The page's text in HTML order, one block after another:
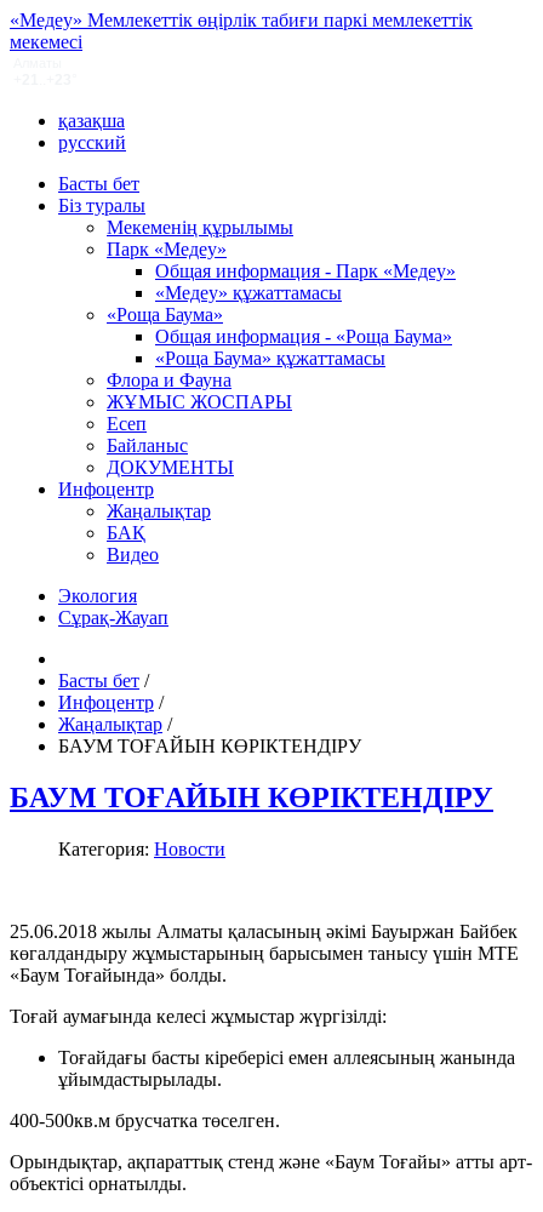
«Медеу» Мемлекеттік өңірлік табиғи паркі мемлекеттік
мекемесі
қазақша
русский
Басты бет
Біз туралы
Мекеменің құрылымы
Парк «Медеу»
Общая информация - Парк «Медеу»
«Медеу» құжаттамасы
«Роща Баума»
Общая информация - «Роща Баума»
«Роща Баума» құжаттамасы
Флора и Фауна
ЖҰМЫС ЖОСПАРЫ
Есеп
Байланыс
ДОКУМЕНТЫ
Инфоцентр
Жаңалықтар
БАҚ
Видео
Экология
Сұрақ-Жауап
Басты бет /
Инфоцентр /
Жаңалықтар /
БАУМ ТОҒАЙЫН КӨРІКТЕНДІРУ
БАУМ ТОҒАЙЫН КӨРІКТЕНДІРУ
Категория: Новости
25.06.2018 жылы Алматы қаласының әкімі Бауыржан Байбек
көгалдандыру жұмыстарының барысымен танысу үшін МТЕ
«Баум Тоғайында» болды.
Тоғай аумағында келесі жұмыстар жүргізілді:
Тоғайдағы басты кіреберісі емен аллеясының жанында
ұйымдастырылады.
400-500кв.м брусчатка төселген.
Орындықтар, ақпараттық стенд және «Баум Тоғайы» атты арт-
объектісі орнатылды.